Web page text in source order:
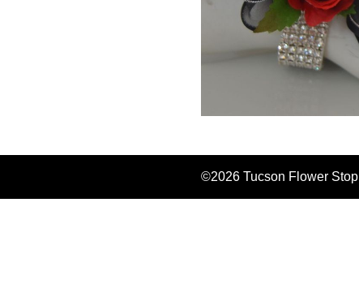
©2026 Tucson Flower Stop